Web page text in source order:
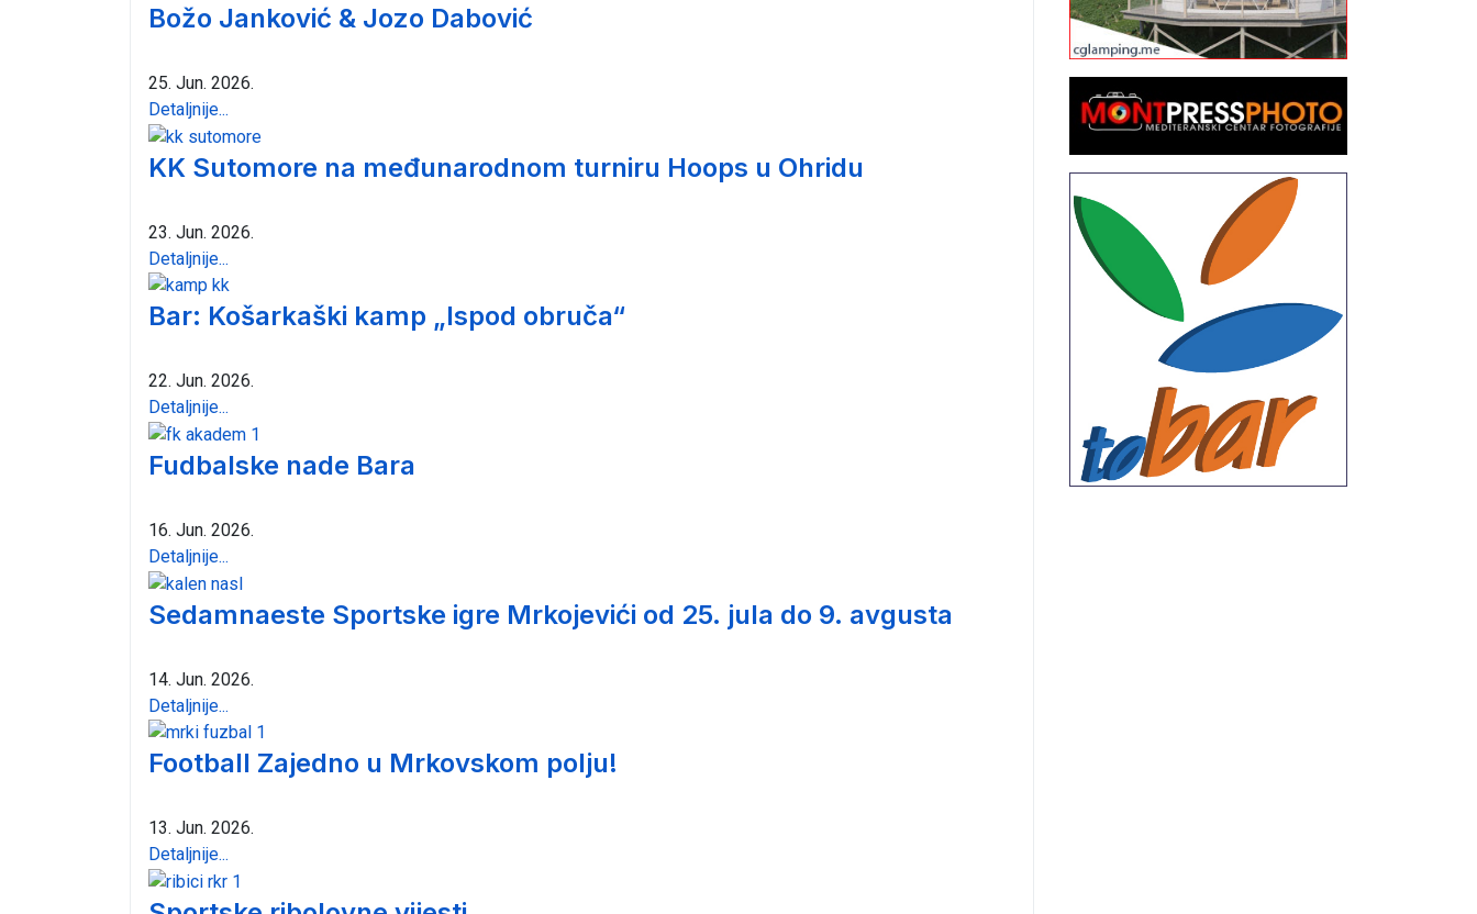
Božo Janković & Jozo Dabović
25. Jun. 2026.
Detaljnije...
KK Sutomore na međunarodnom turniru Hoops u Ohridu
23. Jun. 2026.
Detaljnije...
Bar: Košarkaški kamp „Ispod obruča“
22. Jun. 2026.
Detaljnije...
Fudbalske nade Bara
16. Jun. 2026.
Detaljnije...
Sedamnaeste Sportske igre Mrkojevići od 25. jula do 9. avgusta
14. Jun. 2026.
Detaljnije...
Football Zajedno u Mrkovskom polju!
13. Jun. 2026.
Detaljnije...